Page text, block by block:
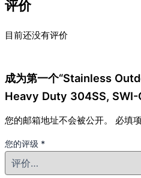
评价
目前还没有评价
成为第一个“Stainless
Heavy Duty 304SS, SWI-
您的邮箱地址不会被公开。 必填
您的评级 *